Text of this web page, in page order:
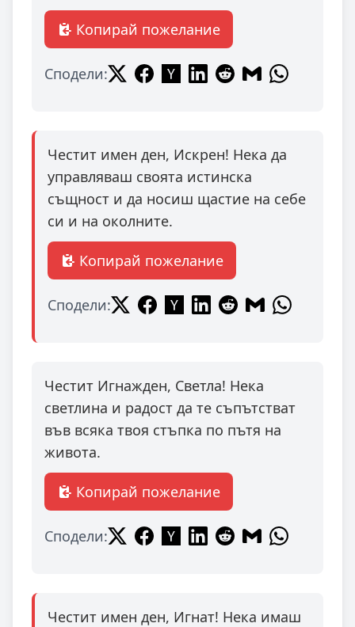
Копирай пожелание
Сподели:
Честит имен ден, Искрен! Нека да
управляваш своята истинска
същност и да носиш щастие на себе
си и на околните.
Копирай пожелание
Сподели:
Честит Игнажден, Светла! Нека
светлина и радост да те съпътстват
във всяка твоя стъпка по пътя на
живота.
Копирай пожелание
Сподели:
Честит имен ден, Игнат! Нека имаш